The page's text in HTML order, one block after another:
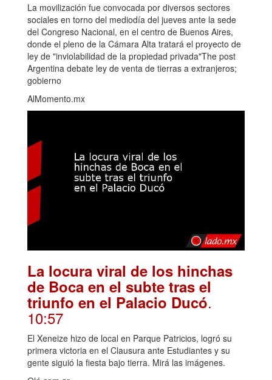
La movilización fue convocada por diversos sectores
sociales en torno del mediodía del jueves ante la sede
del Congreso Nacional, en el centro de Buenos Aires,
donde el pleno de la Cámara Alta tratará el proyecto de
ley de "inviolabilidad de la propiedad privada"The post
Argentina debate ley de venta de tierras a extranjeros;
gobierno
AlMomento.mx
La locura viral de los hinchas
de Boca en el subte tras el
triunfo en el Palacio Ducó.
10:57
El Xeneize hizo de local en Parque Patricios, logró su
primera victoria en el Clausura ante Estudiantes y su
gente siguió la fiesta bajo tierra. Mirá las imágenes.